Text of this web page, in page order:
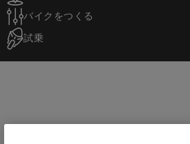
バイクをつくる
試乗